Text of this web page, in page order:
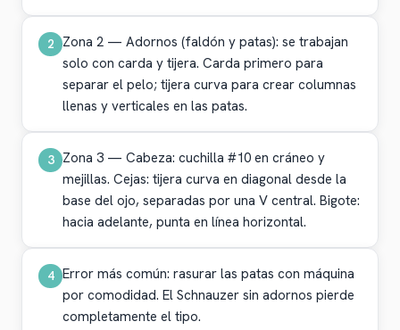
2
Zona 2 — Adornos (faldón y patas): se trabajan
solo con carda y tijera. Carda primero para
separar el pelo; tijera curva para crear columnas
llenas y verticales en las patas.
3 Zona 3 — Cabeza: cuchilla #10 en cráneo y
mejillas. Cejas: tijera curva en diagonal desde la
base del ojo, separadas por una V central. Bigote:
hacia adelante, punta en línea horizontal.
4 Error más común: rasurar las patas con máquina
por comodidad. El Schnauzer sin adornos pierde
completamente el tipo.